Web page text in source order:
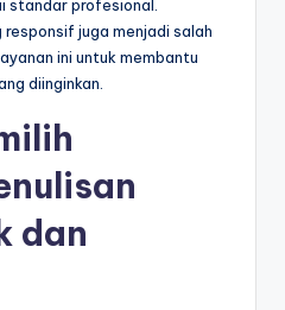
standar profesional.
responsif juga menjadi salah
ini untuk membantu
diinginkan.
dan